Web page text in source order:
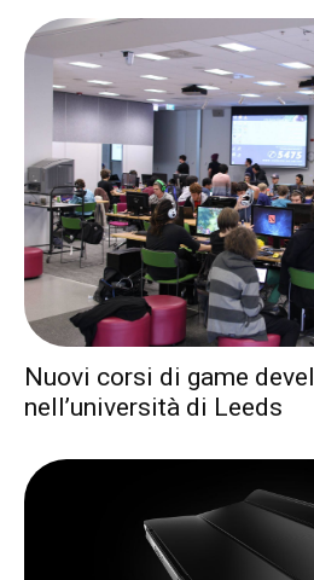
Nuovi corsi di game
nell’università di Leeds